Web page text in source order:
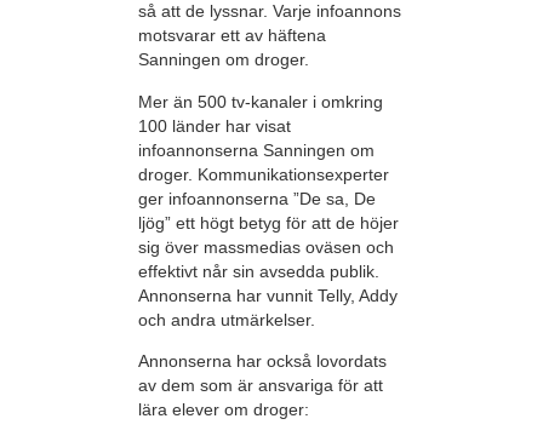
så att de lyssnar. Varje infoannons
motsvarar ett av häftena
Sanningen om droger.
Mer än 500 tv-kanaler i omkring
100 länder har visat
infoannonserna Sanningen om
droger. Kommunikationsexperter
ger infoannonserna ”De sa, De
ljög” ett högt betyg för att de höjer
sig över massmedias oväsen och
effektivt når sin avsedda publik.
Annonserna har vunnit Telly, Addy
och andra utmärkelser.
Annonserna har också lovordats
av dem som är ansvariga för att
lära elever om droger: